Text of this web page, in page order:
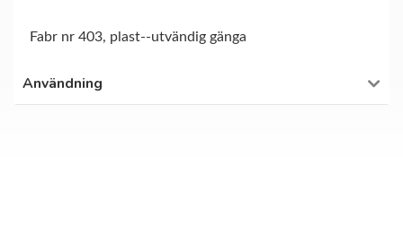
Fabr nr 403, plast--utvändig gänga
Användning